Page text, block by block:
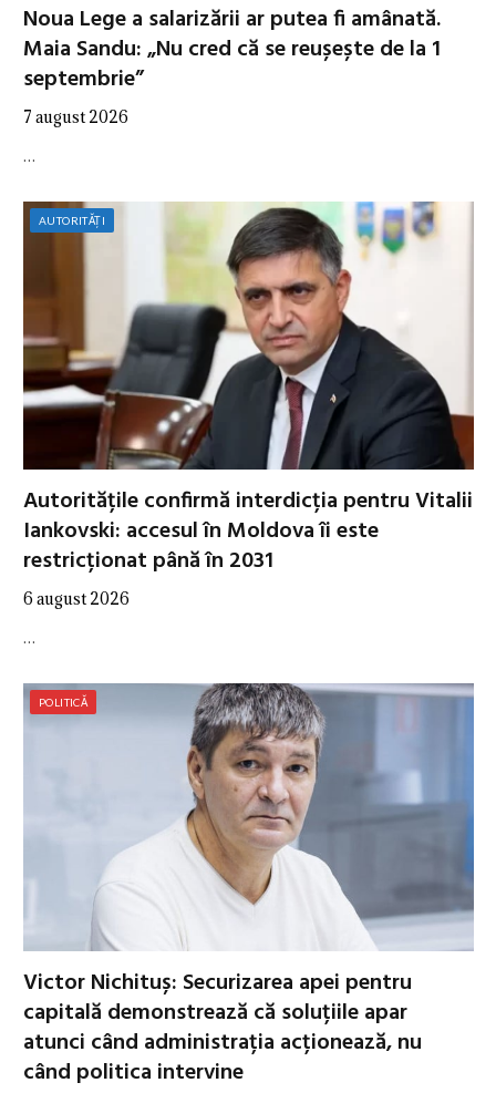
Noua Lege a salarizării ar putea fi amânată.
Maia Sandu: „Nu cred că se reușește de la 1
septembrie”
7 august 2026
…
AUTORITĂȚI
Autoritățile confirmă interdicția pentru Vitalii
Iankovski: accesul în Moldova îi este
restricționat până în 2031
6 august 2026
…
POLITICĂ
Victor Nichituș: Securizarea apei pentru
capitală demonstrează că soluțiile apar
atunci când administrația acționează, nu
când politica intervine